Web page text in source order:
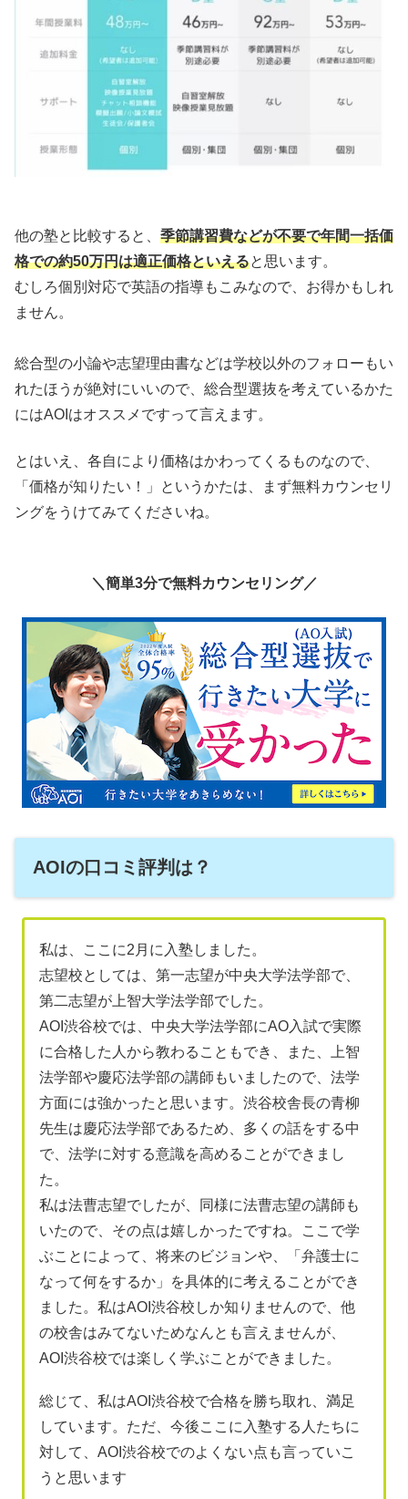
他の塾と比較すると、 季節講習費などが不要で年間一括価
格での約50万円は適正価格といえると思います。
むしろ個別対応で英語の指導もこみなので、お得かもしれ
ません。
総合型の小論や志望理由書などは学校以外のフォローもい
れたほうが絶対にいいので、総合型選抜を考えているかた
にはAOIはオススメですって言えます。
とはいえ、各自により価格はかわってくるものなので、
「価格が知りたい！」というかたは、まず無料カウンセリ
ングをうけてみてくださいね。
＼簡単3分で無料カウンセリング／
AOIの口コミ評判は？
私は、ここに2月に入塾しました。
志望校としては、第一志望が中央大学法学部で、
第二志望が上智大学法学部でした。
AOI渋谷校では、中央大学法学部にAO入試で実際
に合格した人から教わることもでき、また、上智
法学部や慶応法学部の講師もいましたので、法学
方面には強かったと思います。渋谷校舎長の青柳
先生は慶応法学部であるため、多くの話をする中
で、法学に対する意識を高めることができまし
た。
私は法曹志望でしたが、同様に法曹志望の講師も
いたので、その点は嬉しかったですね。ここで学
ぶことによって、将来のビジョンや、「弁護士に
なって何をするか」を具体的に考えることができ
ました。私はAOI渋谷校しか知りませんので、他
の校舎はみてないためなんとも言えませんが、
AOI渋谷校では楽しく学ぶことができました。
総じて、私はAOI渋谷校で合格を勝ち取れ、満足
しています。ただ、今後ここに入塾する人たちに
対して、AOI渋谷校でのよくない点も言っていこ
うと思います